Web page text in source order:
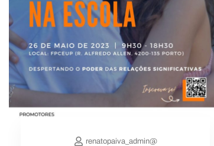
renatopaiva_admin@